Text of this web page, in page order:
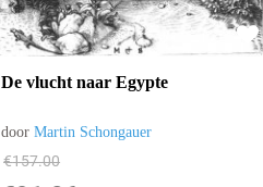
De vlucht naar Egypte
doorMartin Schongauer
€157.00